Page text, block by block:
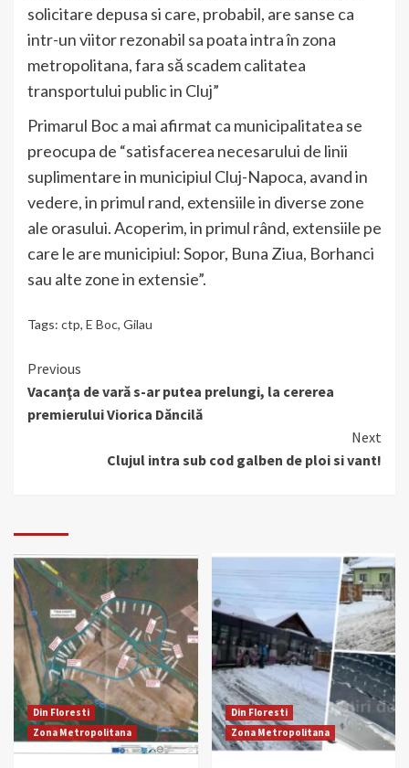
solicitare depusa si care, probabil, are sanse ca
intr-un viitor rezonabil sa poata intra în zona
metropolitana, fara să scadem calitatea
transportului public in Cluj”
Primarul Boc a mai afirmat ca municipalitatea se
preocupa de “satisfacerea necesarului de linii
suplimentare in municipiul Cluj-Napoca, avand in
vedere, in primul rand, extensiile in diverse zone
ale orasului. Acoperim, in primul rând, extensiile pe
care le are municipiul: Sopor, Buna Ziua, Borhanci
sau alte zone in extensie”.
Tags: ctp, E Boc, Gilau
Continue
Reading
Previous
Vacanţa de vară s-ar putea prelungi, la cererea
premierului Viorica Dăncilă
Next
Clujul intra sub cod galben de ploi si vant!
Din Floresti
Zona Metropolitana
Din Floresti
Zona Metropolitana